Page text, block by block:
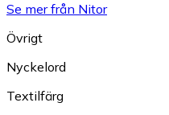
Se mer från Nitor
Övrigt
Nyckelord
Textilfärg